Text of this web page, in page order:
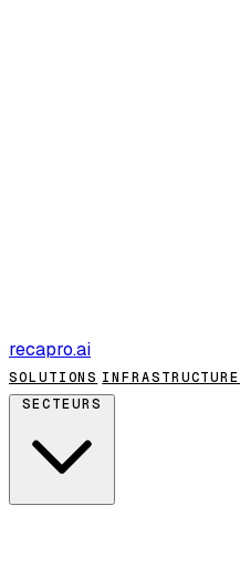
recapro.ai
SOLUTIONS INFRASTRUCTURE
SECTEURS